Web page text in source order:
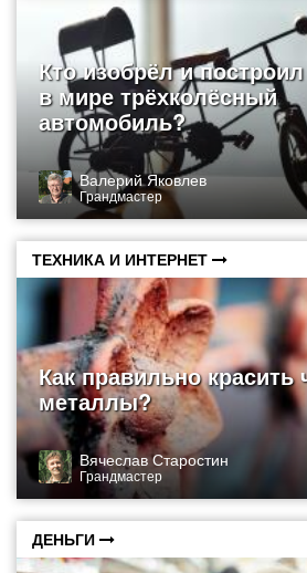
Кто изобрёл и
в мире трёхколёсный
автомобиль?
Валерий Яковлев
Грандмастер
ТЕХНИКА И ИНТЕРНЕТ
Как правильно красить
металлы?
Вячеслав Старостин
Грандмастер
ДЕНЬГИ